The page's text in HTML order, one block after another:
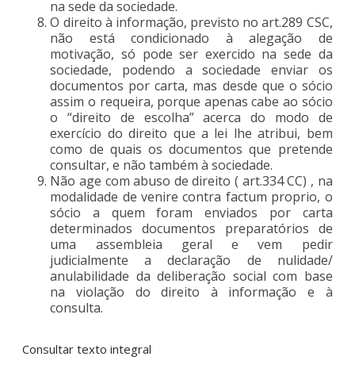
na sede da sociedade.
O direito à informação, previsto no art.289 CSC,
não está condicionado à alegação de
motivação, só pode ser exercido na sede da
sociedade, podendo a sociedade enviar os
documentos por carta, mas desde que o sócio
assim o requeira, porque apenas cabe ao sócio
o “direito de escolha” acerca do modo de
exercício do direito que a lei lhe atribui, bem
como de quais os documentos que pretende
consultar, e não também à sociedade.
Não age com abuso de direito ( art.334 CC) , na
modalidade de venire contra factum proprio, o
sócio a quem foram enviados por carta
determinados documentos preparatórios de
uma assembleia geral e vem pedir
judicialmente a declaração de nulidade/
anulabilidade da deliberação social com base
na violação do direito à informação e à
consulta.
Consultar texto integral